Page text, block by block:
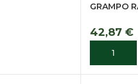
GRAMPO
42,87 €
ADICIONAR